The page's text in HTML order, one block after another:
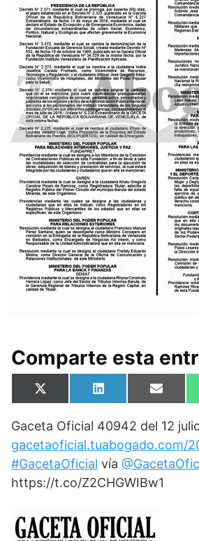
Comparte esta
Compartir
en
X
(
w
t
t
e
r
Compartir
en
L
i
k
e
d
I
n
en
E
m
i
Gaceta Oficial 40942 del 12
gacetaoficial.tuabogado.com/
#GacetaOficial vía
https://t.co/Z2CHGWIBw1